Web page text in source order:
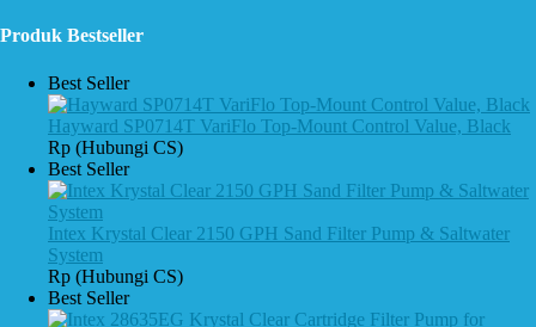
Produk Bestseller
Best Seller
Hayward SP0714T VariFlo Top-Mount Control Value, Black
Rp (Hubungi CS)
Best Seller
Intex Krystal Clear 2150 GPH Sand Filter Pump & Saltwater
System
Rp (Hubungi CS)
Best Seller